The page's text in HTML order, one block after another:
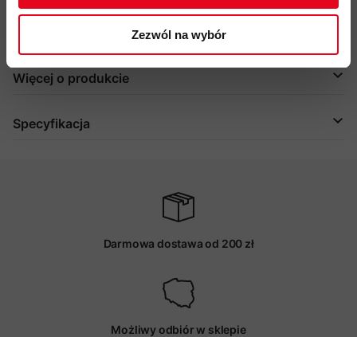
Zezwól na wybór
wolna od PFC
kod produktu: 2010-06260
Więcej o produkcie
Specyfikacja
Darmowa dostawa od 200 zł
Możliwy odbiór w sklepie